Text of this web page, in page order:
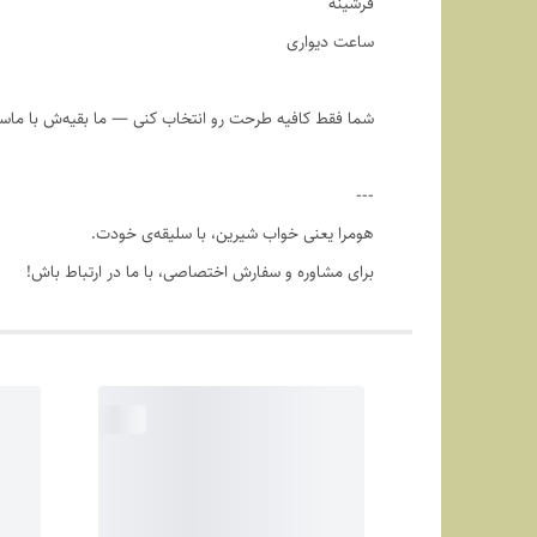
ساعت دیواری
شما فقط کافیه طرحت رو انتخاب کنی — ما بقیه‌ش با
---
هومرا یعنی خواب شیرین، با سلیقه‌ی خودت.
برای مشاوره و سفارش اختصاصی، با ما در ارتباط باش!